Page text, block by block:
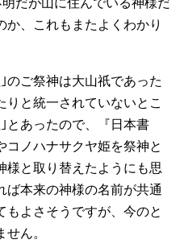
だが山に住んでいる神様だ
か、これもまたよくわかり
ご祭神は大山祇であった
りと統一されていないとこ
とあったので、『日本書
コノハナサクヤ姫を祭神と
様と取り替えたようにも思
ば本来の神様の名前が共通
もよさそうですが、今のと
ん。